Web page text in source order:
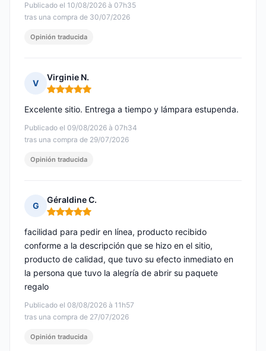
Publicado el 10/08/2026 à 07h35
tras una compra de 30/07/2026
Opinión traducida
V
Virginie N.
Nota: 5 de 5
Publicado el 09/08/2026 à 07h34
tras una compra de 29/07/2026
Excelente sitio. Entrega a tiempo y lámpara estupenda.
Opinión traducida
G
Géraldine C.
Nota: 5 de 5
Publicado el 08/08/2026 à 11h57
tras una compra de 27/07/2026
facilidad para pedir en línea, producto recibido
conforme a la descripción que se hizo en el sitio,
producto de calidad, que tuvo su efecto inmediato en
la persona que tuvo la alegría de abrir su paquete
regalo
Opinión traducida